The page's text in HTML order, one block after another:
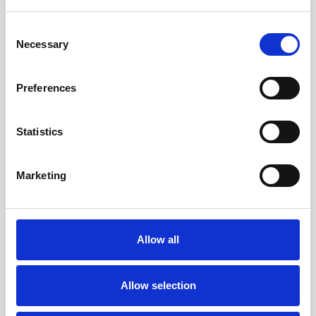
Selection
Necessary
Preferences
Statistics
Marketing
Allow all
Allow selection
Automobilske usluge
Pogodna lokacija i brojni sadržaji Dubrovačkih Vrtova
Sunca čine naš resort vrhunskim izborom za